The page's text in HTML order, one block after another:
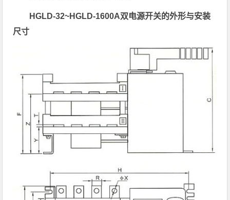
HGLD-32~HGLD-1600A双电源开关的外形与安装
尺寸